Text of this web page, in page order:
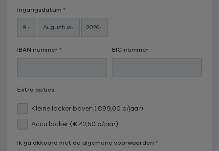
Ingangsdatum
IBAN nummer BIC nummer
Extra opties
Kleine locker boven (€99,00 p/jaar)
Accu locker (€ 42,50 p/jaar)
Ik ga akkoord met de algemene voorwaarden